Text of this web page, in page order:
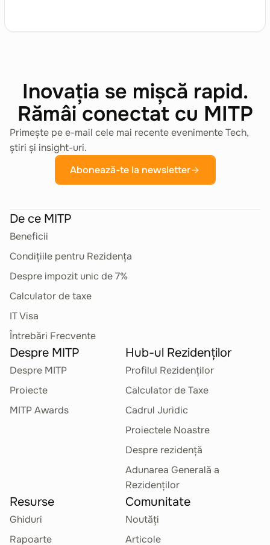
Inovația se mișcă rapid.
Rămâi conectat cu MITP
Primește pe e-mail cele mai recente evenimente Tech,
știri și insight-uri.
Abonează-te la newsletter
De ce MITP
Beneficii
Condițiile pentru Rezidența
Despre impozit unic de 7%
Calculator de taxe
IT Visa
Întrebări Frecvente
Despre MITP
Despre MITP
Proiecte
MITP Awards
Hub-ul Rezidenților
Profilul Rezidenților
Calculator de Taxe
Cadrul Juridic
Proiectele Noastre
Despre rezidență
Adunarea Generală a
Rezidenților
Resurse
Ghiduri
Rapoarte
Comunitate
Noutăți
Articole